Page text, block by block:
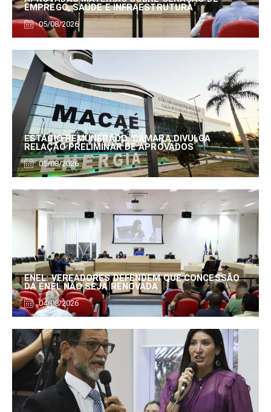
EMPREGO, SAÚDE E INFRAESTRUTURA
05/08/2026
ESTÁGIO REMUNERADO: CÂMARA DIVULGA
RELAÇÃO PRELIMINAR DE APROVADOS
05/08/2026
ENEL: VEREADORES DEFENDEM QUE CONCESSÃO
DA ENEL NÃO SEJA RENOVADA
04/08/2026